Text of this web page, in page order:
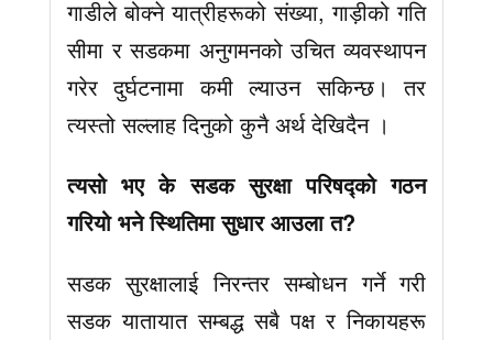
गाडीले बोक्ने यात्रीहरूको संख्या, गाड़ीको गति
सीमा र सडकमा अनुगमनको उचित व्यवस्थापन
गरेर दुर्घटनामा कमी ल्याउन सकिन्छ। तर
त्यस्तो सल्लाह दिनुको कुनै अर्थ देखिदैन ।
त्यसो भए के सडक सुरक्षा परिषद्को गठन
गरियो भने स्थितिमा सुधार आउला त?
सडक सुरक्षालाई निरन्तर सम्बोधन गर्ने गरी
सडक यातायात सम्बद्ध सबै पक्ष र निकायहरू